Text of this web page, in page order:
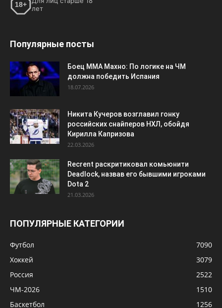
18+
лет
Популярные посты
Боец ММА Махно: По логике на ЧМ
должна победить Испания
18.07.2026
Никита Кучеров возглавил гонку
российских снайперов НХЛ, обойдя
Кирилла Капризова
22.03.2026
Recrent раскритиковал комьюнити
Deadlock, назвав его бывшими игроками
Dota 2
21.03.2026
ПОПУЛЯРНЫЕ КАТЕГОРИИ
Футбол
7090
Хоккей
3079
Россия
2522
ЧМ-2026
1510
Баскетбол
1256